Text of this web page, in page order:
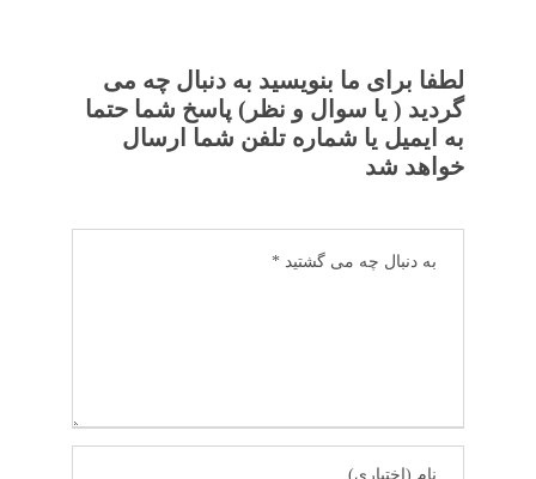
لطفا برای ما بنویسید به دنبال چه می
گردید ( یا سوال و نظر) پاسخ شما حتما
به ایمیل یا شماره تلفن شما ارسال
خواهد شد